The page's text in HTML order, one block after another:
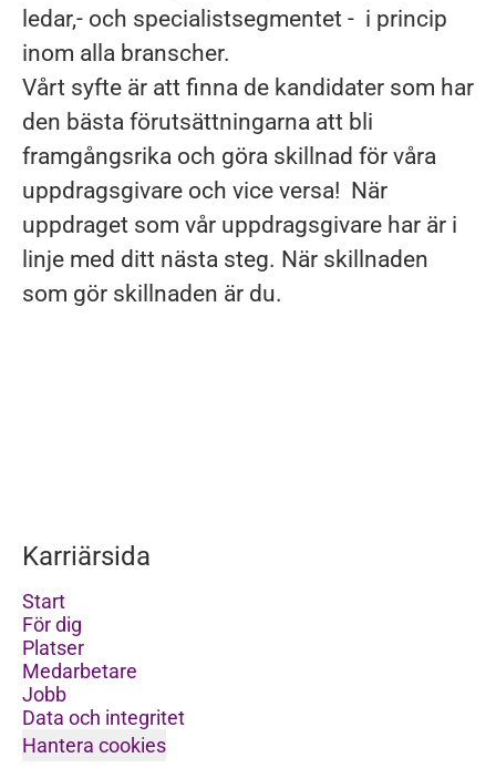
ledar,- och specialistsegmentet - i princip
inom alla branscher.
Vårt syfte är att finna de kandidater som har
den bästa förutsättningarna att bli
framgångsrika och göra skillnad för våra
uppdragsgivare och vice versa! När
uppdraget som vår uppdragsgivare har är i
linje med ditt nästa steg. När skillnaden
som gör skillnaden är du.
Karriärsida
Start
För dig
Platser
Medarbetare
Jobb
Data och integritet
Hantera cookies